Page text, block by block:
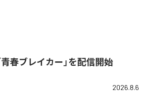
青春ブレイカー」を配信開始
2026.8.6